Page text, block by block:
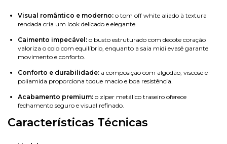
Visual romântico e moderno: o tom off white aliado à textura
rendada cria um look delicado e elegante.
Caimento impecável: o busto estruturado com decote coração
valoriza o colo com equilíbrio, enquanto a saia midi evasê garante
movimento e conforto.
Conforto e durabilidade: a composição com algodão, viscose e
poliamida proporciona toque macio e boa resistência.
Acabamento premium: o zíper metálico traseiro oferece
fechamento seguro e visual refinado.
Características Técnicas